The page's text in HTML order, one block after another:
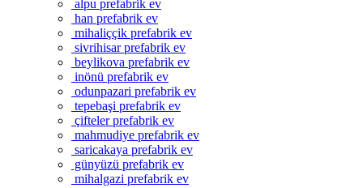
alpu prefabrik ev
han prefabrik ev
mihaliççik prefabrik ev
sivrihisar prefabrik ev
beylikova prefabrik ev
inönü prefabrik ev
odunpazari prefabrik ev
tepebaşi prefabrik ev
çifteler prefabrik ev
mahmudiye prefabrik ev
saricakaya prefabrik ev
günyüzü prefabrik ev
mihalgazi prefabrik ev